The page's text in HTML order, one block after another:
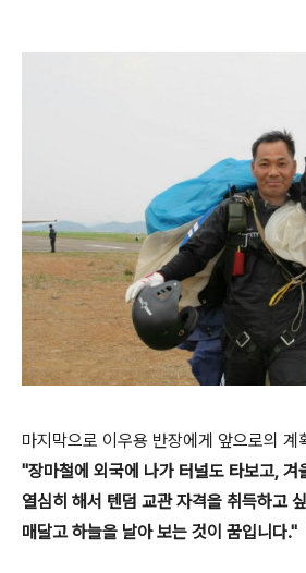
마지막으로 이우용 반장에게 앞으로의 계
"장마철에 외국에 나가 터널도 타보고, 겨
열심히 해서 텐덤 교관 자격을 취득하고
매달고 하늘을 날아 보는 것이 꿈입니다."